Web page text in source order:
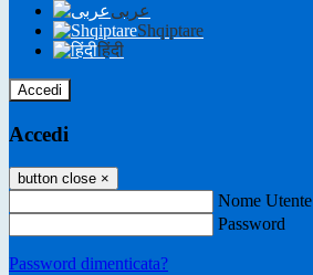
عربى
Shqiptare
हिंदी
Accedi
Accedi
button close ×
Nome Utente
Password
Password dimenticata?